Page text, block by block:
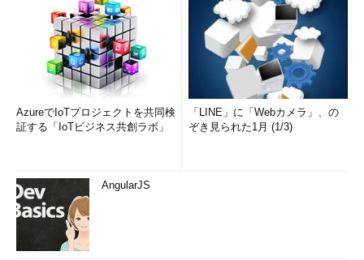
AzureでIoTプロジェクトを共同検
証する「IoTビジネス共創ラボ」
「LINE」に「Webカメラ」、の
ぞき見られた1月 (1/3)
AngularJS